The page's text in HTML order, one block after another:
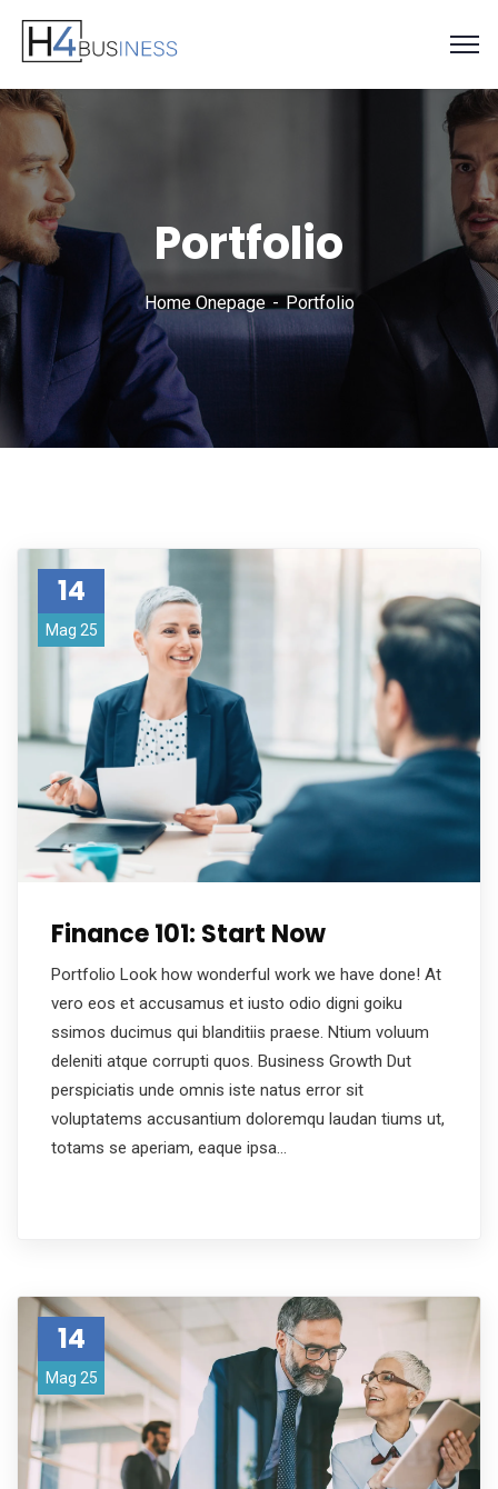
Portfolio
Home Onepage Portfolio
14
Mag 25
Finance 101: Start Now
Portfolio Look how wonderful work we have done! At
vero eos et accusamus et iusto odio digni goiku
ssimos ducimus qui blanditiis praese. Ntium voluum
deleniti atque corrupti quos. Business Growth Dut
perspiciatis unde omnis iste natus error sit
voluptatems accusantium doloremqu laudan tiums ut,
totams se aperiam, eaque ipsa…
14
Mag 25